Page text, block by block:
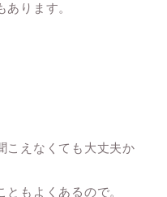
ります。
こえなくても大丈夫か
もよくあるので。